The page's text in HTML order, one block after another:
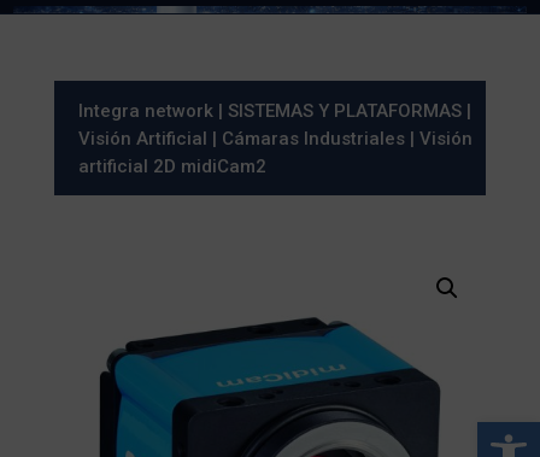
Abrir
Integra network| SISTEMAS Y PLATAFORMAS|
Visión Artificial | Cámaras Industriales| Visión
artificial 2D midiCam2